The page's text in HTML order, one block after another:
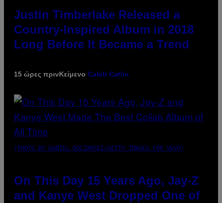
Justin Timberlake Released a
Country-Inspired Album in 2018
Long Before It Became a Trend
15 ώρες πρινΚείμενο Caleb Catlin
(PHOTO BY DANIEL BOCZARSKI/GETTY IMAGES FOR VEVO)
On This Day 15 Years Ago, Jay-Z
and Kanye West Dropped One of